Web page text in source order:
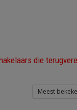
die
Meest